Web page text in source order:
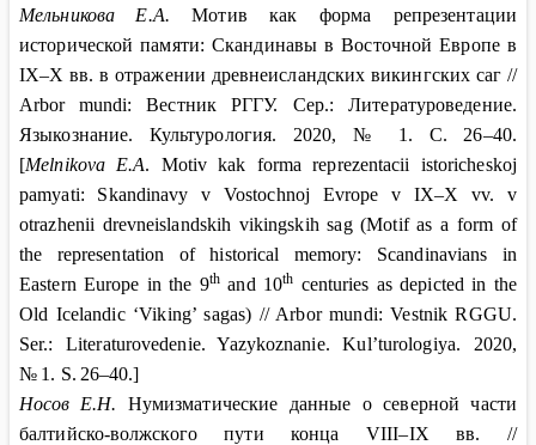
Мельникова
Е.А.Мотив как форма репрезентации
исторической памяти: Скандинавы в Восточной Европе в
IX–Xвв. в отражении древнеисландских викингских саг //
Arbor
mundi: Вестник РГГУ. Сер.: Литературоведение.
Языкознание. Культурология. 2020, № 1. С. 26–40.
[Melnikova E.A. Motiv kak forma reprezentacii istoricheskoj
pamyati: Skandinavy v Vostochnoj Evrope v IX–X vv. v
otrazhenii drevneislandskih vikingskih sag (Motif as a form of
the representation of historical memory: Scandinavians in
Eastern Europe in the 9th and 10th centuries as depicted in the
Old Icelandic ‘Viking’ sagas) // Arbor mundi: Vestnik RGGU.
Ser.: Literaturovedenie. Yazykoznanie.Kul’turologiya. 2020,
№ 1. S. 26–40.]
Носов Е.Н. Нумизматические данные о северной части
балтийско-волжского пути конца VIII–IXвв. //